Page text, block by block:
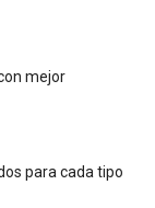
mejor
para cada tipo